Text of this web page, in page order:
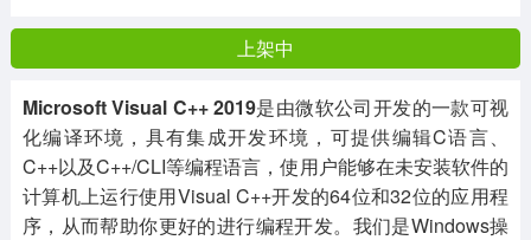
上架中
Microsoft Visual C++ 2019是由微软公司开发的一款可视
化编译环境，具有集成开发环境，可提供编辑C语言、
C++以及C++/CLI等编程语言，使用户能够在未安装软件的
计算机上运行使用Visual C++开发的64位和32位的应用程
序，从而帮助你更好的进行编程开发。我们是Windows操